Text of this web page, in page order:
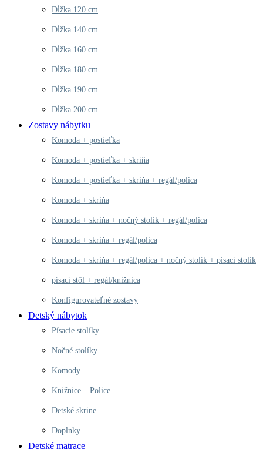
Dĺžka 120 cm
Dĺžka 140 cm
Dĺžka 160 cm
Dĺžka 180 cm
Dĺžka 190 cm
Dĺžka 200 cm
Zostavy nábytku
Komoda + postieľka
Komoda + postieľka + skriňa
Komoda + postieľka + skriňa + regál/polica
Komoda + skriňa
Komoda + skriňa + nočný stolík + regál/polica
Komoda + skriňa + regál/polica
Komoda + skriňa + regál/polica + nočný stolík + písací stolík
písací stôl + regál/knižnica
Konfigurovateľné zostavy
Detský nábytok
Písacie stolíky
Nočné stolíky
Komody
Knižnice – Police
Detské skrine
Doplnky
Detské matrace